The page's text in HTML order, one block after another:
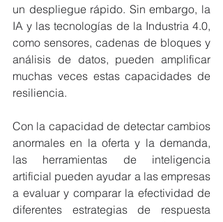
un despliegue rápido. Sin embargo, la
IA y las tecnologías de la Industria 4.0,
como sensores, cadenas de bloques y
análisis de datos, pueden amplificar
muchas veces estas capacidades de
resiliencia.
Con la capacidad de detectar cambios
anormales en la oferta y la demanda,
las herramientas de inteligencia
artificial pueden ayudar a las empresas
a evaluar y comparar la efectividad de
diferentes estrategias de respuesta